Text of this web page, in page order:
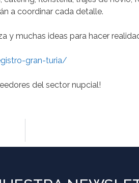
a coordinar cada detalle.
y muchas ideas para hacer
gran-turia/
del sector nupcial!